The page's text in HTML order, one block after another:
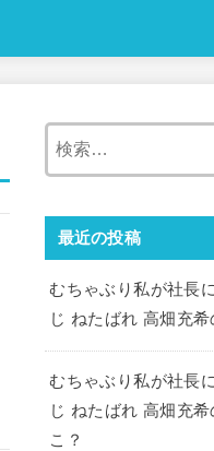
最近の投稿
むちゃぶり私が社長
じ ねたばれ 高畑充
むちゃぶり私が社長
じ ねたばれ 高畑充
こ？